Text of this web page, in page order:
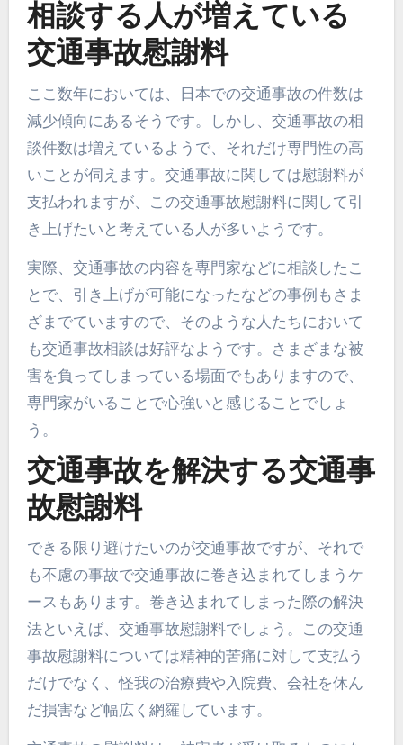
相談する人が増えている
交通事故慰謝料
ここ数年においては、日本での交通事故の件数は
減少傾向にあるそうです。しかし、交通事故の相
談件数は増えているようで、それだけ専門性の高
いことが伺えます。交通事故に関しては慰謝料が
支払われますが、この交通事故慰謝料に関して引
き上げたいと考えている人が多いようです。
実際、交通事故の内容を専門家などに相談したこ
とで、引き上げが可能になったなどの事例もさま
ざまでていますので、そのような人たちにおいて
も交通事故相談は好評なようです。さまざまな被
害を負ってしまっている場面でもありますので、
専門家がいることで心強いと感じることでしょ
う。
交通事故を解決する交通事
故慰謝料
できる限り避けたいのが交通事故ですが、それで
も不慮の事故で交通事故に巻き込まれてしまうケ
ースもあります。巻き込まれてしまった際の解決
法といえば、交通事故慰謝料でしょう。この交通
事故慰謝料については精神的苦痛に対して支払う
だけでなく、怪我の治療費や入院費、会社を休ん
だ損害など幅広く網羅しています。